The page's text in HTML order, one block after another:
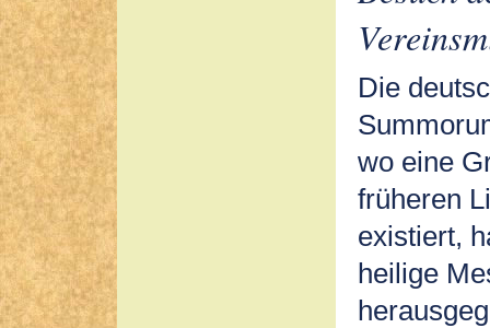
Die
wo eine
früheren
existiert,
heilige